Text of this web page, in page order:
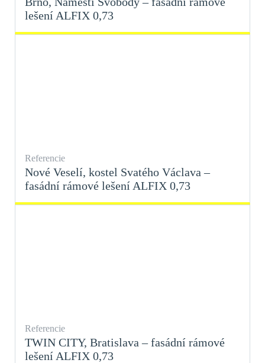
lešení ALFIX 0,73
Referencie
Nové Veselí, kostel Svatého Václava –
fasádní rámové lešení ALFIX 0,73
Referencie
TWIN CITY, Bratislava – fasádní rámové
lešení ALFIX 0,73